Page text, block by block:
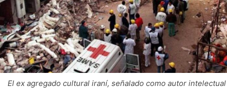
El ex agregado cultural iraní, señalado como autor intelectual